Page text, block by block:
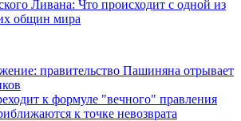
Ливана: Что происходит с одной из
общин мира
правительство Пашиняна отрывает
к формуле "вечного" правления
к точке невозврата